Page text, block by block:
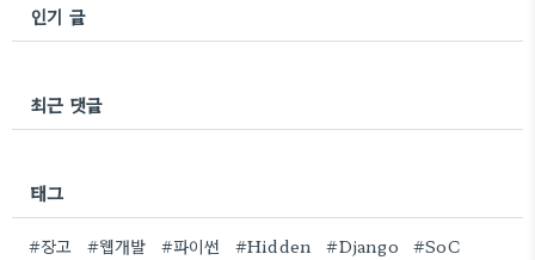
인기 글
최근 댓글
태그
#장고 #웹개발 #파이썬 #Hidden #Django #SoC